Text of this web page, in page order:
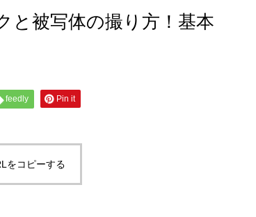
と被写体の撮り方！基本
feedly Pin it
をコピーする